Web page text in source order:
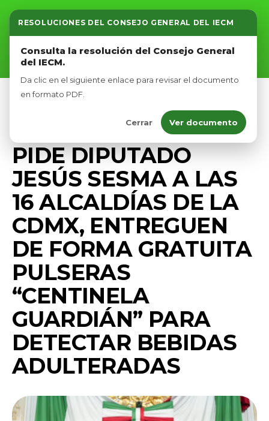
RESOLUCIONES DEL CONSEJO GENERAL DEL IECM
Consulta la resolución del Consejo General
del IECM.
Da clic en el siguiente enlace para revisar el documento
en formato PDF.
Cerrar Ver documento
Inicio
Nosotros
Afíliate
DIPUTADOS VERDES CDMX
SEGURIDAD
PIDE DIPUTADO
JESÚS SESMA A LAS
16 ALCALDÍAS DE LA
CDMX, ENTREGUEN
DE FORMA GRATUITA
PULSERAS
“CENTINELA
GUARDIÁN” PARA
DETECTAR BEBIDAS
ADULTERADAS